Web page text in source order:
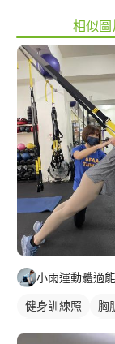
相似圖
小雨運動體適能
健身訓練照
胸